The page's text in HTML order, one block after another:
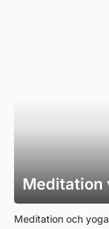
Meditation
Meditation och